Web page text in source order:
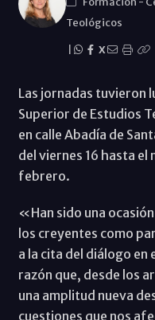
Teológicos
X
Las jornadas tuvieron
Superior de Estudios
en calle Abadía de
del viernes 16 hasta el
febrero.
«Han sido una
los creyentes como
a la cita del diálogo en
razón que, desde los
una amplitud nueva
cuestiones que nos